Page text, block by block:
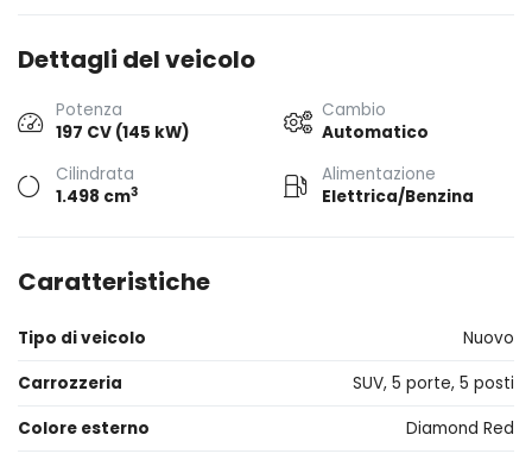
Dettagli del veicolo
Potenza
197 CV (145 kW)
Cambio
Automatico
Cilindrata
1.498 cm3
Alimentazione
Elettrica/Benzina
Caratteristiche
Tipo di veicolo
Nuovo
Carrozzeria
SUV, 5 porte, 5 posti
Colore esterno
Diamond Red